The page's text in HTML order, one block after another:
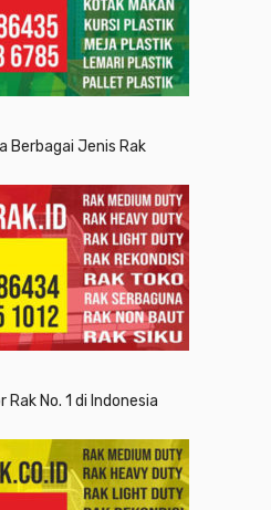
Berbagai Jenis Rak
No. 1 di Indonesia